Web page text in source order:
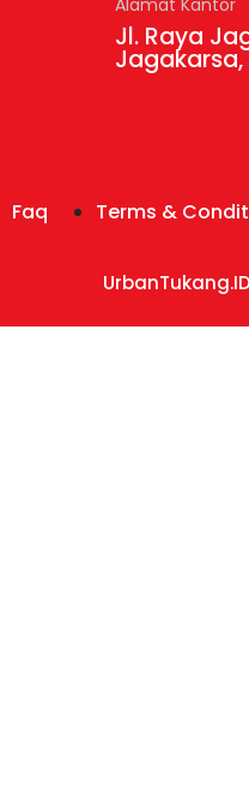
Alamat Kantor
Jl. Raya
Jagakarsa,
Faq Terms &